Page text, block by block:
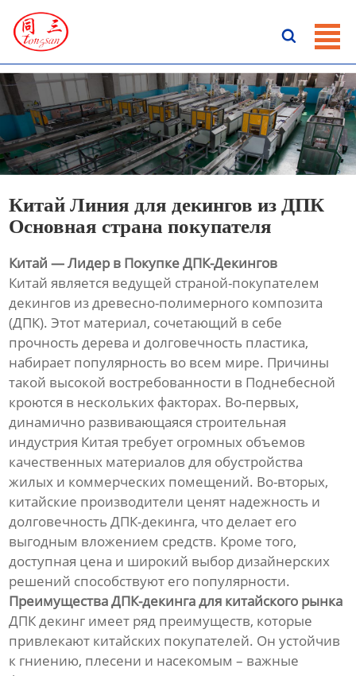

ГЛАВНАЯ
НОВОСТИ
О HАС
Китай Линия для декингов из ДПК
Основная страна покупателя
Китай — Лидер в Покупке ДПК-Декингов
Китай является ведущей страной-покупателем
декингов из древесно-полимерного композита
(ДПК). Этот материал, сочетающий в себе
прочность дерева и долговечность пластика,
набирает популярность во всем мире. Причины
такой высокой востребованности в Поднебесной
кроются в нескольких факторах. Во-первых,
динамично развивающаяся строительная
индустрия Китая требует огромных объемов
качественных материалов для обустройства
жилых и коммерческих помещений. Во-вторых,
китайские производители ценят надежность и
долговечность ДПК-декинга, что делает его
выгодным вложением средств. Кроме того,
доступная цена и широкий выбор дизайнерских
решений способствуют его популярности.
Преимущества ДПК-декинга для китайского рынка
ДПК декинг имеет ряд преимуществ, которые
привлекают китайских покупателей. Он устойчив
к гниению, плесени и насекомым – важные